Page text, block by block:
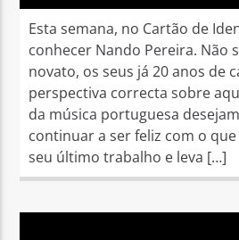
Esta semana, no Cartão de
conhecer Nando Pereira. Não
novato, os seus já 20 anos de
perspectiva correcta sobre
da música portuguesa
continuar a ser feliz com o que
seu último trabalho e leva […]